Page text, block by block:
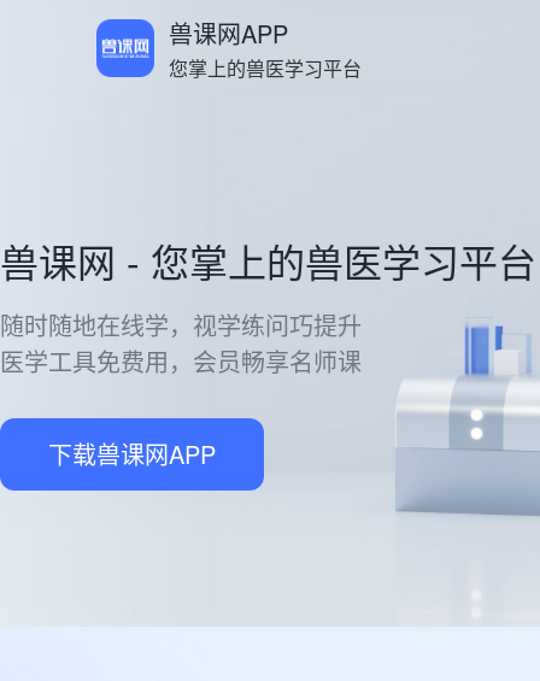
兽课网APP
您掌上的兽医学习平台
兽课网 - 您掌上的兽医学习平台
随时随地在线学，视学练问巧提升
医学工具免费用，会员畅享名师课
下载兽课网APP